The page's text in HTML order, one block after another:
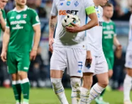
Букмекери
Казино